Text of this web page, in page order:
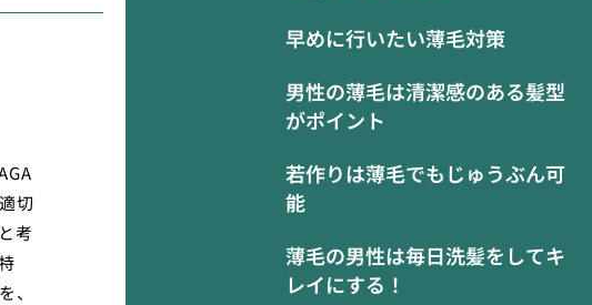
早めに行いたい薄毛対策
男性の薄毛は清潔感のある髪型
がポイント
若作りは薄毛でもじゅうぶん可
能
薄毛の男性は毎日洗髪をしてキ
レイにする！
切
考
、